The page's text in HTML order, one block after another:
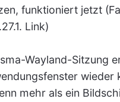
funktioniert jetzt
Link)
Wayland-Sitzung
wieder
mehr als ein